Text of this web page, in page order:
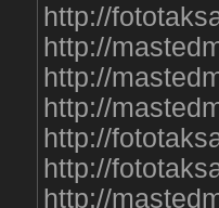
http://
http://
http://
http://
http://
http://
http://